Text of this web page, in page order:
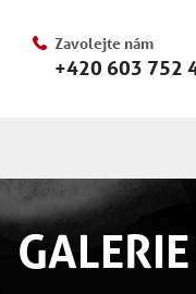
Zavolejte nám
+420 603 752